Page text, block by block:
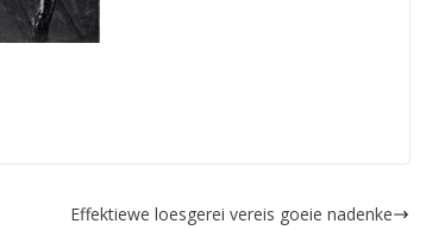
Effektiewe loesgerei vereis goeie nadenke